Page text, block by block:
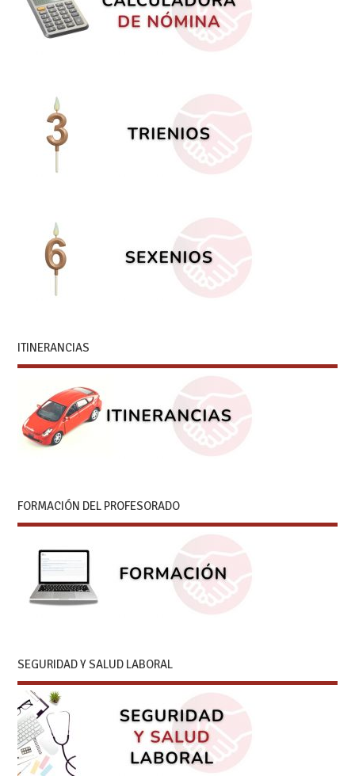
ITINERANCIAS
FORMACIÓN DEL PROFESORADO
SEGURIDAD Y SALUD LABORAL